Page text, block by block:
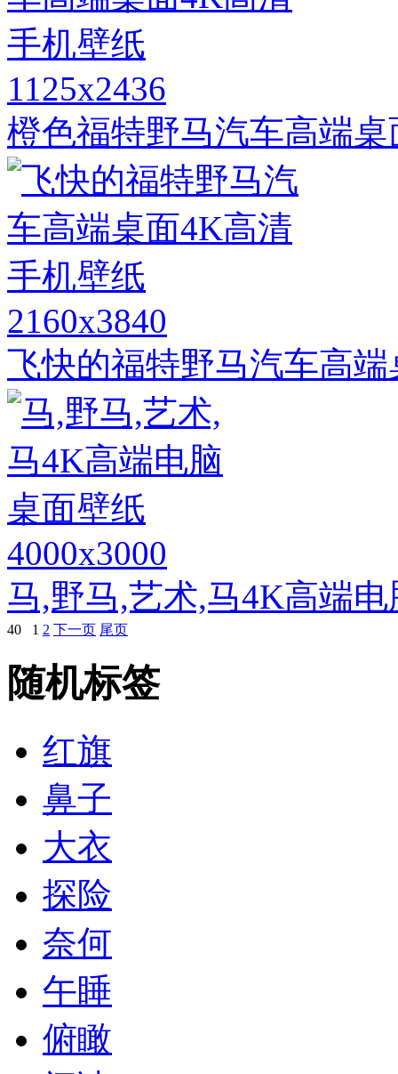
1125x2436
橙色福特野马汽车高端
2160x3840
飞快的福特野马汽车高
4000x3000
马,野马,艺术,马4K高端
40 1 2 下一页 尾页
随机标签
红旗
鼻子
大衣
探险
奈何
午睡
俯瞰